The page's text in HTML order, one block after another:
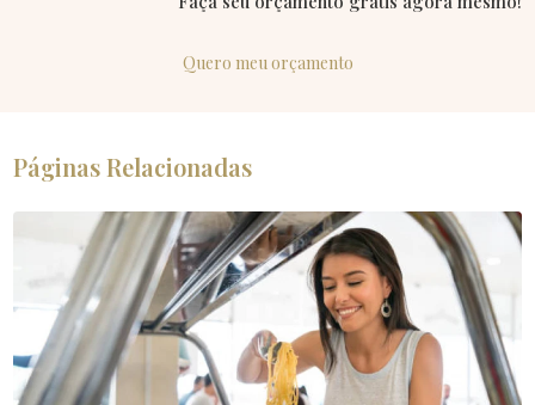
Quero meu orçamento
Páginas Relacionadas